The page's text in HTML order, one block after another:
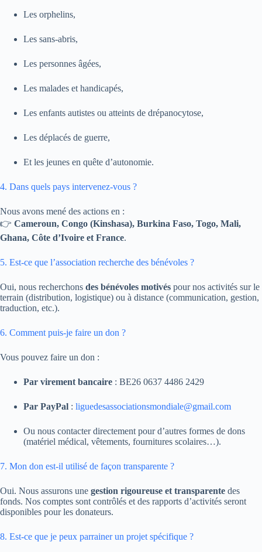
Les orphelins,
Les sans-abris,
Les personnes âgées,
Les malades et handicapés,
Les enfants autistes ou atteints de drépanocytose,
Les déplacés de guerre,
Et les jeunes en quête d’autonomie.
4. Dans quels pays intervenez-vous ?
Nous avons mené des actions en :
👉 Cameroun, Congo (Kinshasa), Burkina Faso, Togo, Mali,
Ghana, Côte d’Ivoire et France.
5. Est-ce que l’association recherche des bénévoles ?
Oui, nous recherchons des bénévoles motivés pour nos activités sur le
terrain (distribution, logistique) ou à distance (communication, gestion,
traduction, etc.).
6. Comment puis-je faire un don ?
Vous pouvez faire un don :
Par virement bancaire : BE26 0637 4486 2429
Par PayPal : liguedesassociationsmondiale@gmail.com
Ou nous contacter directement pour d’autres formes de dons
(matériel médical, vêtements, fournitures scolaires…).
7. Mon don est-il utilisé de façon transparente ?
Oui. Nous assurons une gestion rigoureuse et transparente des
fonds. Nos comptes sont contrôlés et des rapports d’activités seront
disponibles pour les donateurs.
8. Est-ce que je peux parrainer un projet spécifique ?